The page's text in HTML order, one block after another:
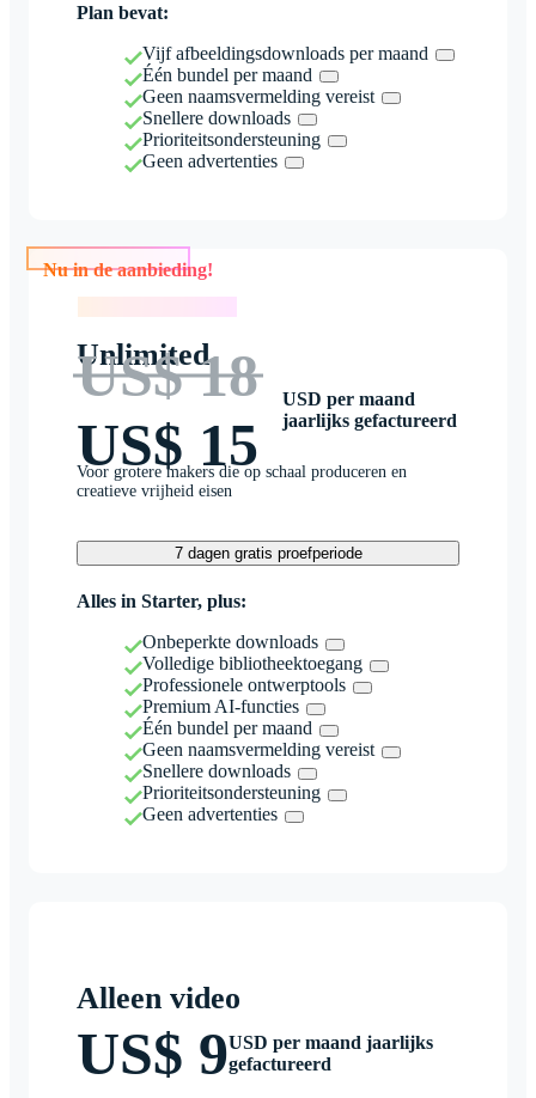
Plan bevat:
Vijf afbeeldingsdownloads per maand
Één bundel per maand
Geen naamsvermelding vereist
Snellere downloads
Prioriteitsondersteuning
Geen advertenties
Nu in de aanbieding!
Unlimited
US$ 18
US$ 15
USD per maand
jaarlijks gefactureerd
Voor grotere makers die op schaal produceren en
creatieve vrijheid eisen
7 dagen gratis proefperiode
Alles in Starter, plus:
Onbeperkte downloads
Volledige bibliotheektoegang
Professionele ontwerptools
Premium AI-functies
Één bundel per maand
Geen naamsvermelding vereist
Snellere downloads
Prioriteitsondersteuning
Geen advertenties
Alleen video
US$ 9USD per maand jaarlijks
gefactureerd